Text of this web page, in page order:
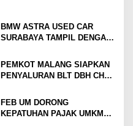
BMW ASTRA USED CAR
SURABAYA TAMPIL DENGAN
PELANGGAN DI JATIM
DENGAN FASILITAS
PEMKOT MALANG SIAPKAN
PENYALURAN BLT DBH CHT
ROKOK
FEB UM DORONG
KEPATUHAN PAJAK UMKM